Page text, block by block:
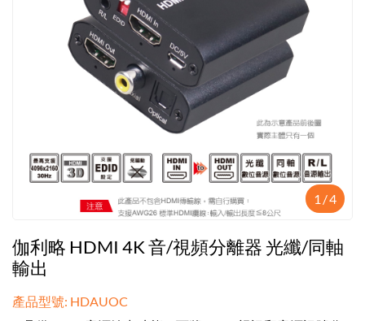
1 /4
伽利略 HDMI 4K 音/視頻分離器 光纖/同軸
輸出
產品型號: HDAUOC